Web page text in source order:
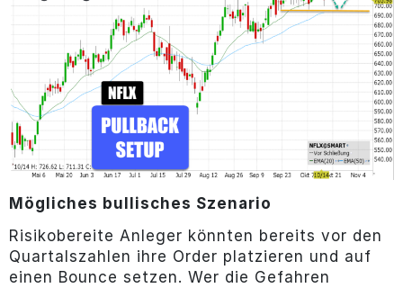
Mögliches bullisches Szenario
Risikobereite Anleger könnten bereits vor den
Quartalszahlen ihre Order platzieren und auf
einen Bounce setzen. Wer die Gefahren